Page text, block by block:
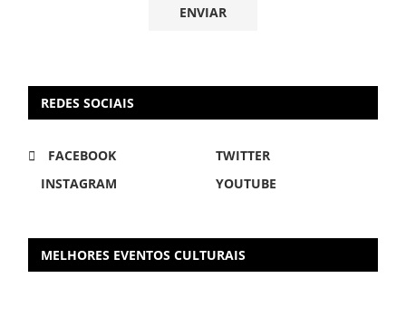
REDES SOCIAIS
FACEBOOK
TWITTER
INSTAGRAM
YOUTUBE
MELHORES EVENTOS CULTURAIS